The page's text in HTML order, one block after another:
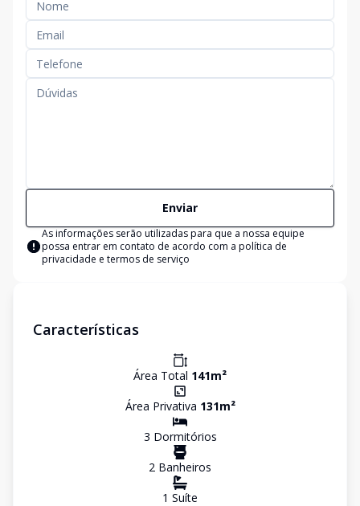
Enviar
As informações serão utilizadas para que a nossa equipe
possa entrar em contato de acordo com a política de
privacidade e termos de serviço
Características
Área Total 141m²
Área Privativa 131m²
3 Dormitórios
2 Banheiros
1 Suíte